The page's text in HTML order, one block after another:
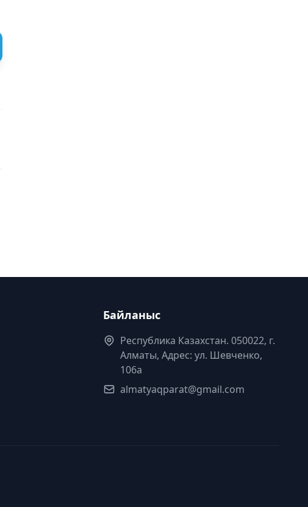
Байланыс
Республика Казахстан. 050022, г.
Алматы, Адрес: ул. Шевченко,
106а
almatyaqparat@gmail.com